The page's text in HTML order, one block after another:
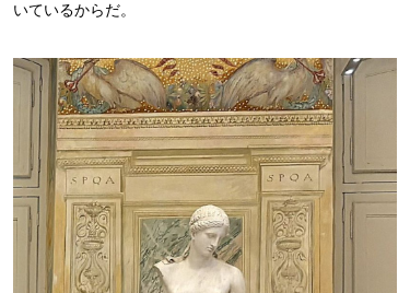
いているからだ。